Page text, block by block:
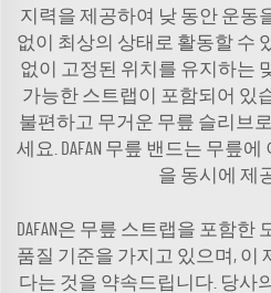
지력을 제공하여 낮 동안 운동
없이 최상의 상태로 활동할 수
없이 고정된 위치를 유지하는
가능한 스트랩이 포함되어 있
불편하고 무거운 무릎 슬리브
세요. DAFAN 무릎 밴드는 무릎
을 동시에 제
DAFAN은 무릎 스트랩을 포함
품질 기준을 가지고 있으며, 이
다는 것을 약속드립니다. 당사